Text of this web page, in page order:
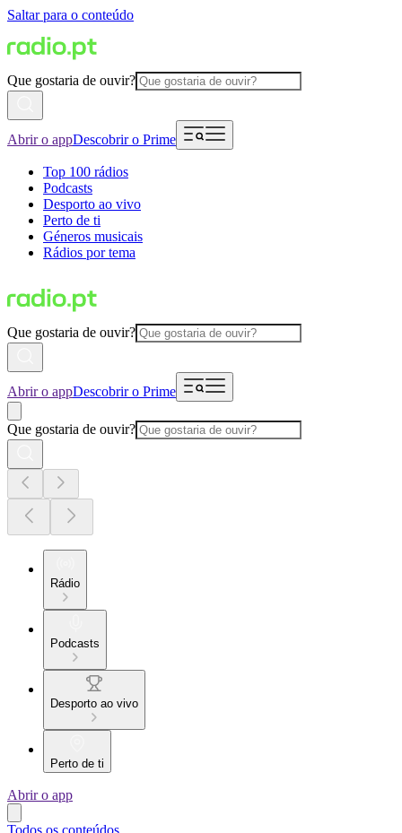
Saltar para o conteúdo
Que gostaria de ouvir?
Abrir o appDescobrir o Prime
Top 100 rádios
Podcasts
Desporto ao vivo
Perto de ti
Géneros musicais
Rádios por tema
Que gostaria de ouvir?
Abrir o appDescobrir o Prime
Que gostaria de ouvir?
Rádio
Podcasts
Desporto ao vivo
Perto de ti
Abrir o app
Todos os conteúdos